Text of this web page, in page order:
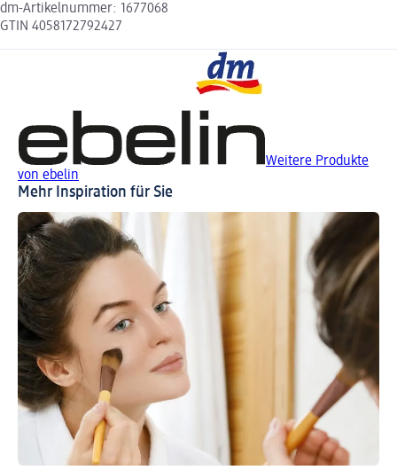
dm-Artikelnummer: 1677068
GTIN 4058172792427
Weitere Produkte
von ebelin
Mehr Inspiration für Sie